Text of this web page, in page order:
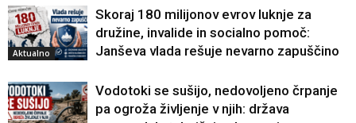
Aktualno
Skoraj 180 milijonov evrov luknje za
družine, invalide in socialno pomoč:
Janševa vlada rešuje nevarno zapuščino
Vodotoki se sušijo, nedovoljeno črpanje
pa ogroža življenje v njih: država